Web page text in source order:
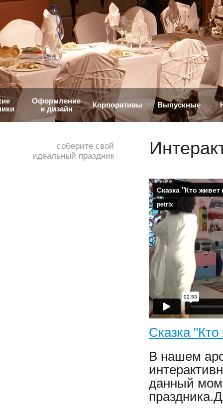
Оформление
и дизайн
Корпоративы Выпускные
соберите свой
идеальный праздник
Сказка
В нашем
данный